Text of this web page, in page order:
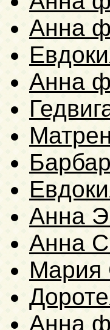
Анна
Анна
Анна
Анна
Мария
Анна